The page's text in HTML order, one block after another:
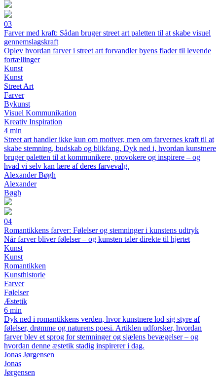
03
Farver med kraft: Sådan bruger street art paletten til at skabe visuel
gennemslagskraft
Oplev hvordan farver i street art forvandler byens flader til levende
fortællinger
Kunst
Kunst
Street Art
Farver
Bykunst
Visuel Kommunikation
Kreativ Inspiration
4 min
Street art handler ikke kun om motiver, men om farvernes kraft til at
skabe stemning, budskab og blikfang. Dyk ned i, hvordan kunstnere
bruger paletten til at kommunikere, provokere og inspirere – og
hvad vi selv kan lære af deres farvevalg.
Alexander Bøgh
Alexander
Bøgh
04
Romantikkens farver: Følelser og stemninger i kunstens udtryk
Når farver bliver følelser – og kunsten taler direkte til hjertet
Kunst
Kunst
Romantikken
Kunsthistorie
Farver
Følelser
Æstetik
6 min
Dyk ned i romantikkens verden, hvor kunstnere lod sig styre af
følelser, drømme og naturens poesi. Artiklen udforsker, hvordan
farver blev et sprog for stemninger og sjælens bevægelser – og
hvordan denne æstetik stadig inspirerer i dag.
Jonas Jørgensen
Jonas
Jørgensen